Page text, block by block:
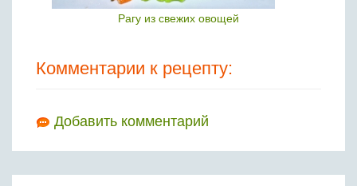
Рагу из свежих овощей
Комментарии к рецепту:
Добавить комментарий